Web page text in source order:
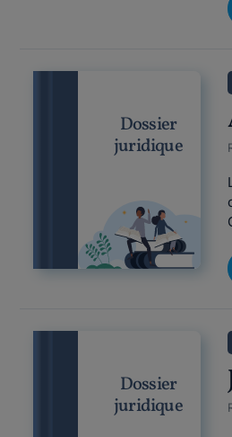
Dossier
juridique
Dossier
juridique